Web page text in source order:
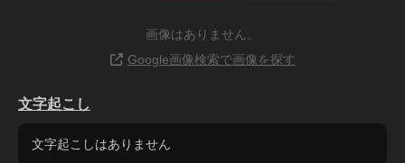
画像はありません。
Google画像検索で画像を探す
文字起こし
文字起こしはありません